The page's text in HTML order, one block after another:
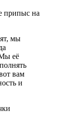
припыс на
мы
её
вам
и